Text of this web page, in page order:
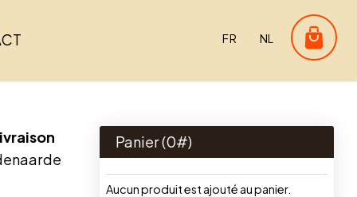
FR NL
Panier (0#)
Aucun produit est ajouté au panier.